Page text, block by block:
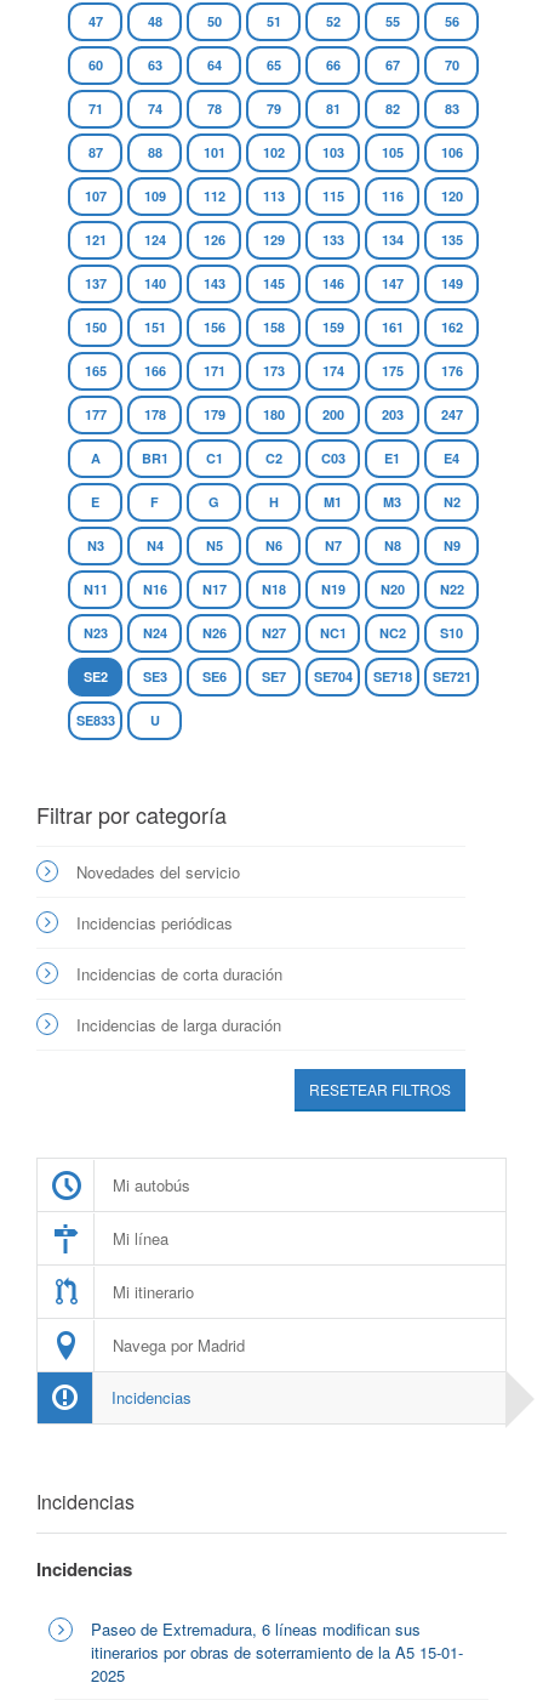
47 48 50 51 52 55 56
60 63 64 65 66 67 70
71 74 78 79 81 82 83
87 88 101 102 103 105 106
107 109 112 113 115 116 120
121 124 126 129 133 134 135
137 140 143 145 146 147 149
150 151 156 158 159 161 162
165 166 171 173 174 175 176
177 178 179 180 200 203 247
A BR1 C1 C2 C03 E1 E4
E F G H M1 M3 N2
N3 N4 N5 N6 N7 N8 N9
N11 N16 N17 N18 N19 N20 N22
N23 N24 N26 N27 NC1 NC2 S10
SE2 SE3 SE6 SE7 SE704 SE718 SE721
SE833 U
Filtrar por categoría
Novedades del servicio
Incidencias periódicas
Incidencias de corta duración
Incidencias de larga duración
RESETEAR FILTROS
Mi autobús
Mi línea
Mi itinerario
Navega por Madrid
Incidencias
Incidencias
Incidencias
Paseo de Extremadura, 6 líneas modifican sus
itinerarios por obras de soterramiento de la A5 15-01-
2025